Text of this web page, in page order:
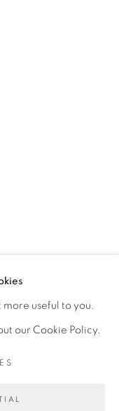
BOLD GALLERY
more useful to you.
our Cookie Policy.